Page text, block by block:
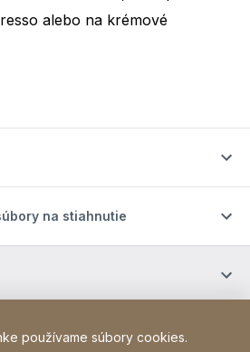
alebo na krémové
na stiahnutie
používame súbory cookies.